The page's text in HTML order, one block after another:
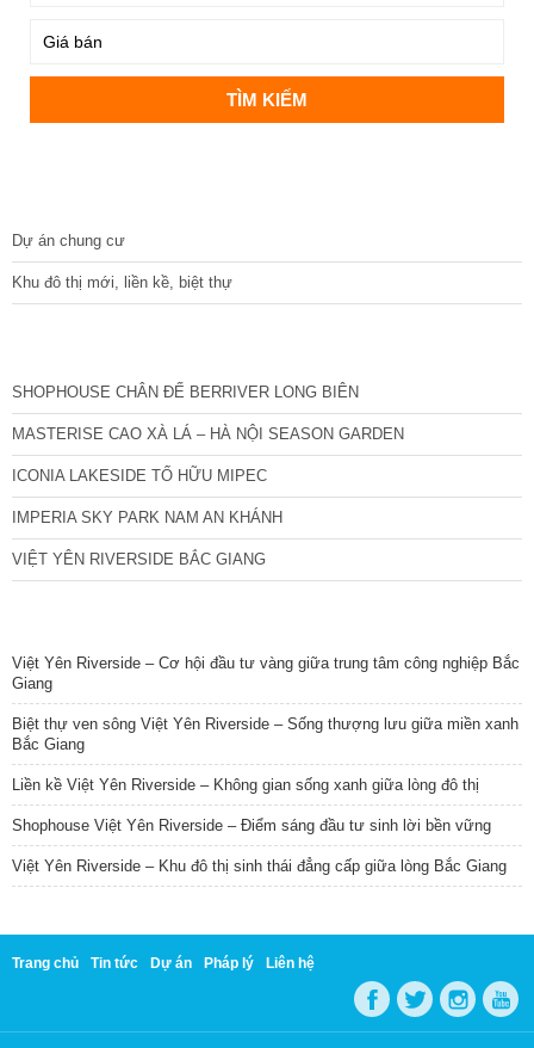
Dự án chung cư
Khu đô thị mới, liền kề, biệt thự
SHOPHOUSE CHÂN ĐẾ BERRIVER LONG BIÊN
MASTERISE CAO XÀ LÁ – HÀ NỘI SEASON GARDEN
ICONIA LAKESIDE TỐ HỮU MIPEC
IMPERIA SKY PARK NAM AN KHÁNH
VIỆT YÊN RIVERSIDE BẮC GIANG
Việt Yên Riverside – Cơ hội đầu tư vàng giữa trung tâm công nghiệp Bắc
Giang
Biệt thự ven sông Việt Yên Riverside – Sống thượng lưu giữa miền xanh
Bắc Giang
Liền kề Việt Yên Riverside – Không gian sống xanh giữa lòng đô thị
Shophouse Việt Yên Riverside – Điểm sáng đầu tư sinh lời bền vững
Việt Yên Riverside – Khu đô thị sinh thái đẳng cấp giữa lòng Bắc Giang
Trang chủ Tin tức Dự án Pháp lý Liên hệ